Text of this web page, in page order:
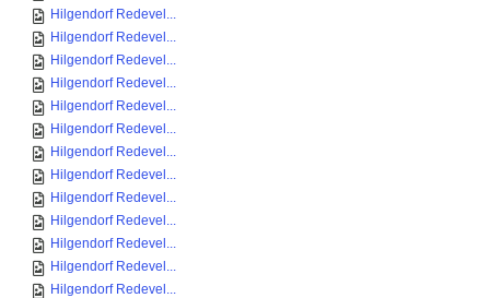
Hilgendorf Redevel...
Hilgendorf Redevel...
Hilgendorf Redevel...
Hilgendorf Redevel...
Hilgendorf Redevel...
Hilgendorf Redevel...
Hilgendorf Redevel...
Hilgendorf Redevel...
Hilgendorf Redevel...
Hilgendorf Redevel...
Hilgendorf Redevel...
Hilgendorf Redevel...
Hilgendorf Redevel...